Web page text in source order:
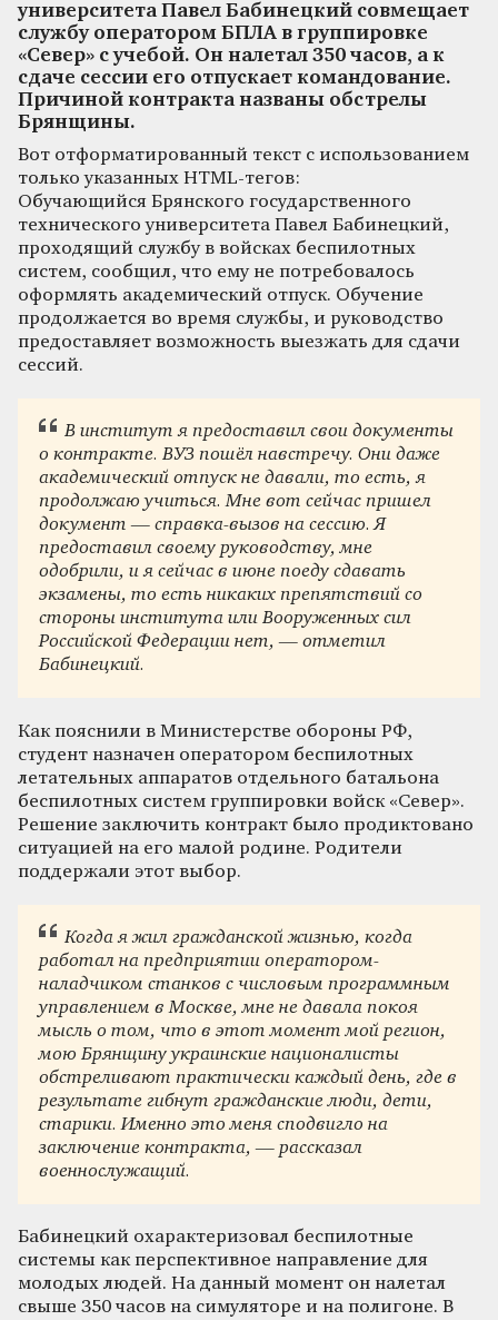
университета Павел Бабинецкий совмещает
службу оператором БПЛА в группировке
«Север» с учебой. Он налетал 350 часов, а к
сдаче сессии его отпускает командование.
Причиной контракта названы обстрелы
Брянщины.
Вот отформатированный текст с использованием
только указанных HTML-тегов:
Обучающийся Брянского государственного
технического университета Павел Бабинецкий,
проходящий службу в войсках беспилотных
систем, сообщил, что ему не потребовалось
оформлять академический отпуск. Обучение
продолжается во время службы, и руководство
предоставляет возможность выезжать для сдачи
сессий.
В институт я предоставил свои документы
о контракте. ВУЗ пошёл навстречу. Они даже
академический отпуск не давали, то есть, я
продолжаю учиться. Мне вот сейчас пришел
документ — справка-вызов на сессию. Я
предоставил своему руководству, мне
одобрили, и я сейчас в июне поеду сдавать
экзамены, то есть никаких препятствий со
стороны института или Вооруженных сил
Российской Федерации нет, — отметил
Бабинецкий.
Как пояснили в Министерстве обороны РФ,
студент назначен оператором беспилотных
летательных аппаратов отдельного батальона
беспилотных систем группировки войск «Север».
Решение заключить контракт было продиктовано
ситуацией на его малой родине. Родители
поддержали этот выбор.
Когда я жил гражданской жизнью, когда
работал на предприятии оператором-
наладчиком станков с числовым программным
управлением в Москве, мне не давала покоя
мысль о том, что в этот момент мой регион,
мою Брянщину украинские националисты
обстреливают практически каждый день, где в
результате гибнут гражданские люди, дети,
старики. Именно это меня сподвигло на
заключение контракта, — рассказал
военнослужащий.
Бабинецкий охарактеризовал беспилотные
системы как перспективное направление для
молодых людей. На данный момент он налетал
свыше 350 часов на симуляторе и на полигоне. В